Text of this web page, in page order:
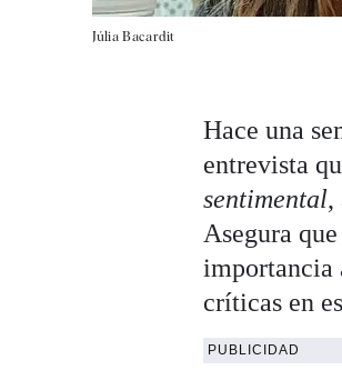
Júlia Bacardit
Hace una
entrevista
sentimental,
Asegura
importancia
críticas en
PUBLICIDAD